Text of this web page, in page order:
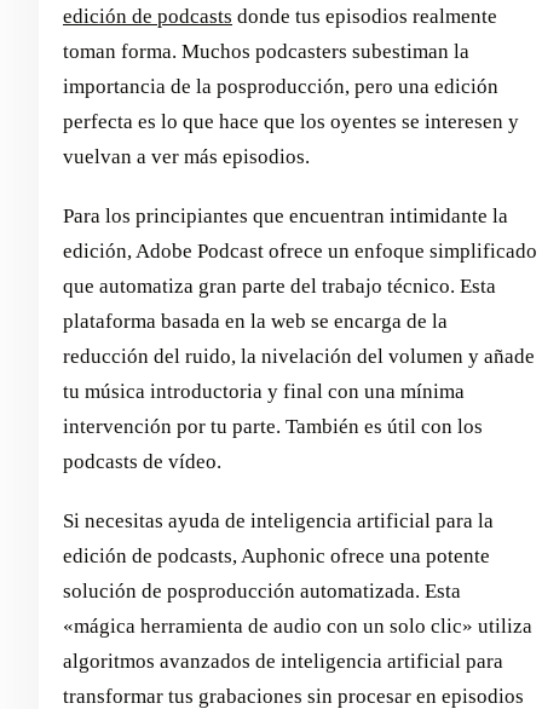
edición de podcasts donde tus episodios realmente
toman forma. Muchos podcasters subestiman la
importancia de la posproducción, pero una edición
perfecta es lo que hace que los oyentes se interesen y
vuelvan a ver más episodios.
Para los principiantes que encuentran intimidante la
edición, Adobe Podcast ofrece un enfoque simplificado
que automatiza gran parte del trabajo técnico. Esta
plataforma basada en la web se encarga de la
reducción del ruido, la nivelación del volumen y añade
tu música introductoria y final con una mínima
intervención por tu parte. También es útil con los
podcasts de vídeo.
Si necesitas ayuda de inteligencia artificial para la
edición de podcasts, Auphonic ofrece una potente
solución de posproducción automatizada. Esta
«mágica herramienta de audio con un solo clic» utiliza
algoritmos avanzados de inteligencia artificial para
transformar tus grabaciones sin procesar en episodios